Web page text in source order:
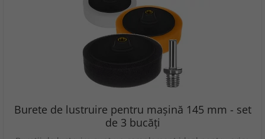
Burete de lustruire pentru mașină 145 mm - set
de 3 bucăți